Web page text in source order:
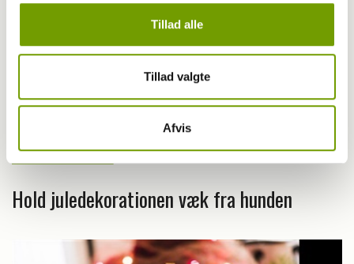
Tillad alle
Tillad valgte
Afvis
Dyrlæge/sundhed
Hold juledekorationen væk fra hunden